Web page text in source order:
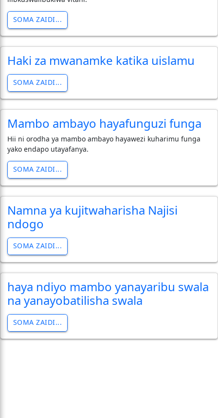
SOMA ZAIDI...
Haki za mwanamke katika uislamu
SOMA ZAIDI...
Mambo ambayo hayafunguzi funga
Hii ni orodha ya mambo ambayo hayawezi kuharimu funga
yako endapo utayafanya.
SOMA ZAIDI...
Namna ya kujitwaharisha Najisi
ndogo
SOMA ZAIDI...
haya ndiyo mambo yanayaribu swala
na yanayobatilisha swala
SOMA ZAIDI...